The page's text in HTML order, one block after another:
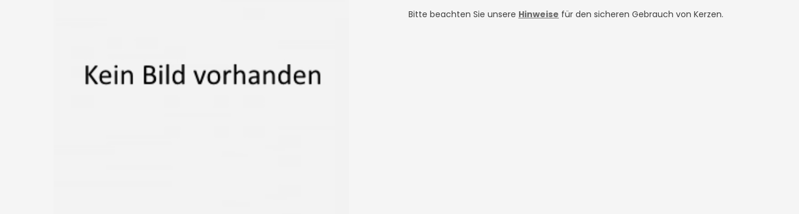
Bitte beachten Sie unsere Hinweise für den sicheren Gebrauch von Kerzen.